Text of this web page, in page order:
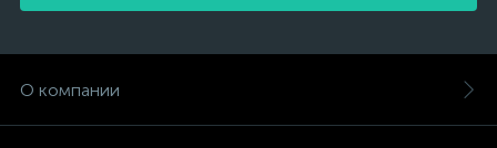
О компании